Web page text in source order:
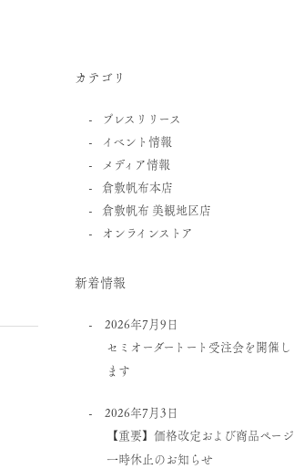
カテゴリ
プレスリリース
イベント情報
メディア情報
倉敷帆布本店
倉敷帆布 美観地区店
オンラインストア
新着情報
2026年7月9日
セミオーダートート受注会を開催し
ます
2026年7月3日
【重要】価格改定および商品ページ
一時休止のお知らせ